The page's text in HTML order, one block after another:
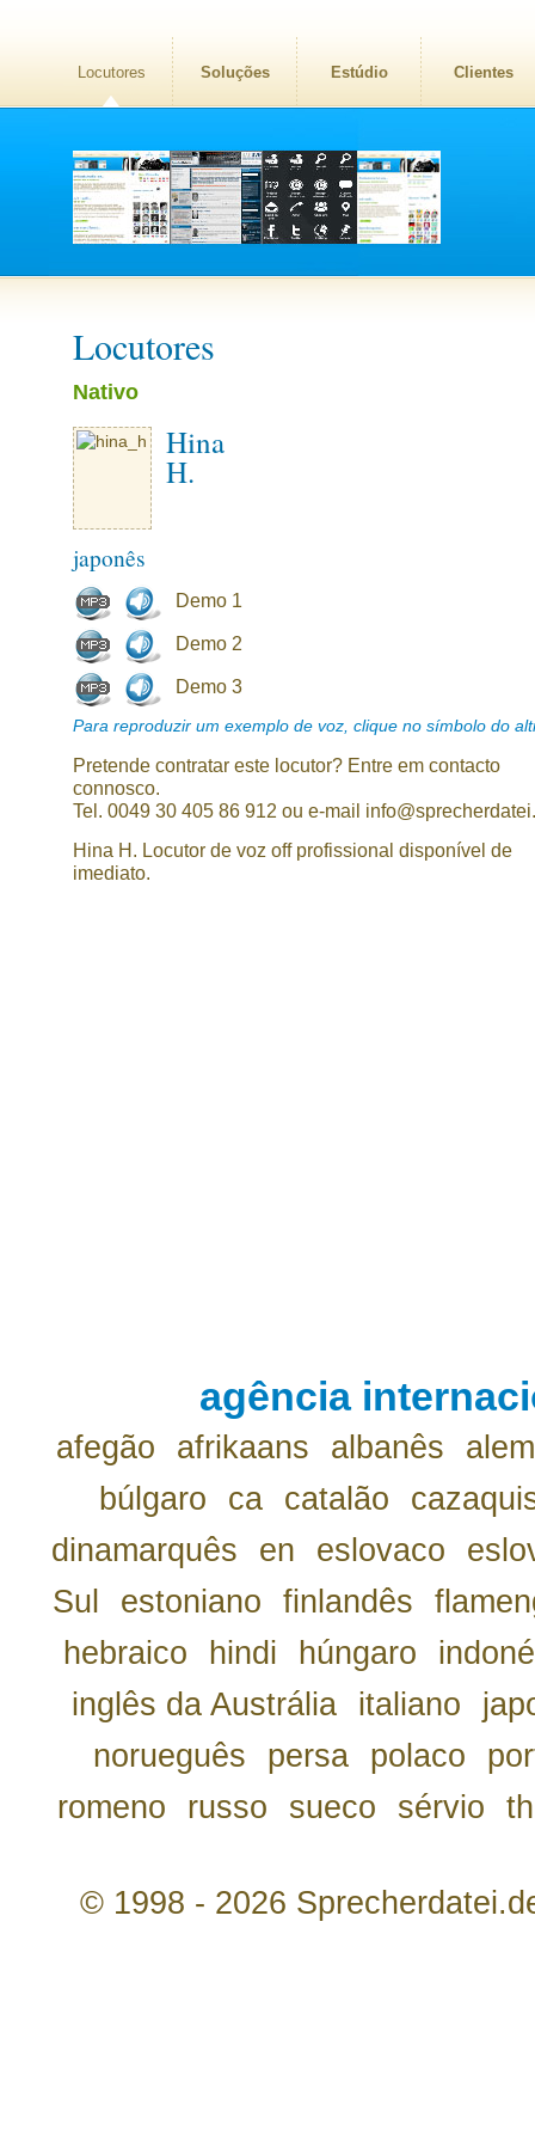
Locutores Soluções Estúdio Clientes
Locutores
Nativo
Hina
H.
japonês
Demo 1
Demo 2
Demo 3
Para reproduzir um exemplo de voz, clique no símbolo do
Pretende contratar este locutor? Entre em contacto
connosco.
Tel. 0049 30 405 86 912 ou e-mail
Hina H. Locutor de voz off profissional disponível de
imediato.
agência
afegão afrikaans albanês
búlgaro
ca catalão
dinamarquês
en eslovaco
Sul
estoniano finlandês
hebraico
hindi húngaro
inglês da Austrália
italiano
norueguês
persa polaco
romeno
russo sueco sérvio th
© 1998 - 2026